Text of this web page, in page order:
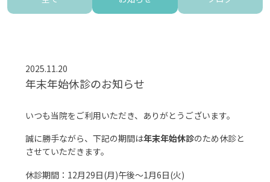
2025.11.20
年末年始休診のお知らせ
いつも当院をご利用いただき、ありがとうございます。
誠に勝手ながら、下記の期間は年末年始休診のため休診と
させていただきます。
休診期間：12月29日(月)午後〜1月6日(火)